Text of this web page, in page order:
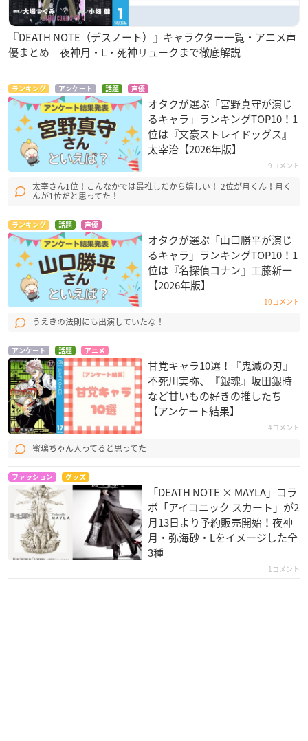
『DEATH NOTE（デスノート）』キャラクター一覧・アニメ声
優まとめ 夜神月・L・死神リュークまで徹底解説
ランキング アンケート 話題 声優
オタクが選ぶ「宮野真守が演じ
るキャラ」ランキングTOP10！1
位は『文豪ストレイドッグス』
太宰治【2026年版】
9コメント
太宰さん1位！こんなかでは最推しだから嬉しい！ 2位が月くん！月く
んが1位だと思ってた！
ランキング 話題 声優
オタクが選ぶ「山口勝平が演じ
るキャラ」ランキングTOP10！1
位は『名探偵コナン』工藤新一
【2026年版】
10コメント
うえきの法則にも出演していたな！
アンケート 話題 アニメ
甘党キャラ10選！『鬼滅の刃』
不死川実弥、『銀魂』坂田銀時
など甘いもの好きの推したち
【アンケート結果】
4コメント
蜜璃ちゃん入ってると思ってた
ファッション グッズ
「DEATH NOTE × MAYLA」コラ
ボ「アイコニック スカート」が2
月13日より予約販売開始！夜神
月・弥海砂・Lをイメージした全
3種
1コメント